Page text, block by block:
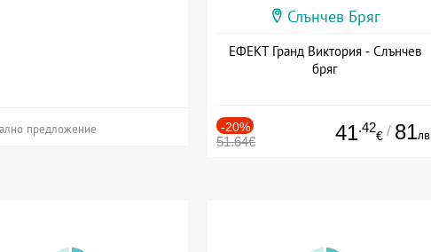
предложение
Слънчев Бряг
ЕФЕКТ Гранд Виктория - Слънчев
бряг
-20%
51.64€ 41.42
€ / 81лв.